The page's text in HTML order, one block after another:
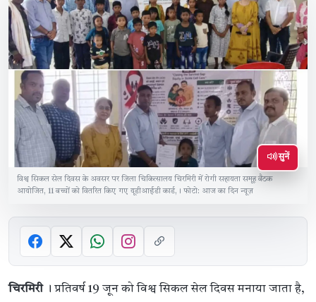
सुनें
विश्व सिकल सेल दिवस के अवसर पर जिला चिकित्सालय चिरमिरी में रोगी सहायता समूह बैठक
आयोजित, 11 बच्चों को वितरित किए गए यूडीआईडी कार्ड,। फोटो: आज का दिन न्यूज़
चिरमिरी। प्रतिवर्ष 19 जून को विश्व सिकल सेल दिवस मनाया जाता है,